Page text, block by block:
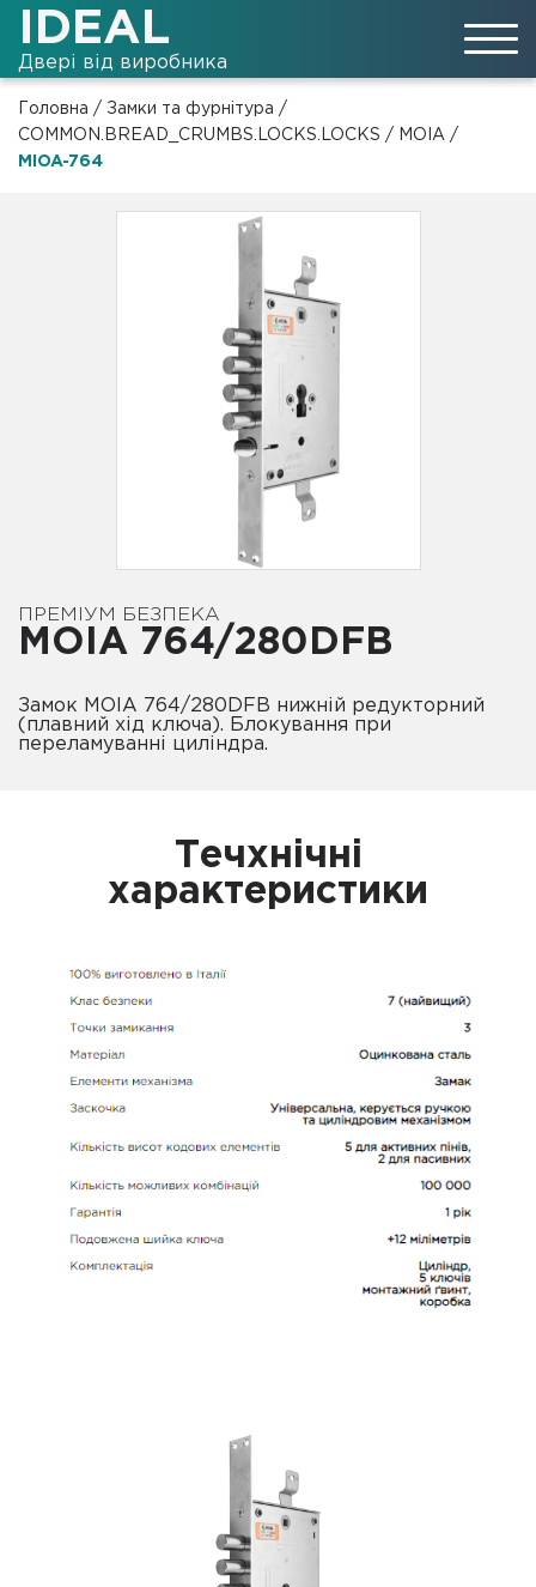
IDEAL
Двері від виробника
Головна / Замки та фурнітура /
COMMON.BREAD_CRUMBS.LOCKS.LOCKS / MOIA /
MIOA-764
ПРЕМІУМ БЕЗПЕКА
MOIA 764/280DFB
Замок MOIA 764/280DFB нижній редукторний
(плавний хід ключа). Блокування при
переламуванні циліндра.
Течхнічні
характеристики